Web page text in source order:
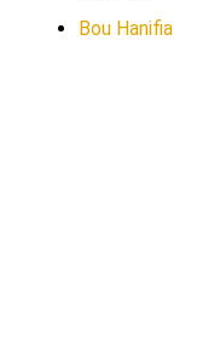
Bou Hanifia